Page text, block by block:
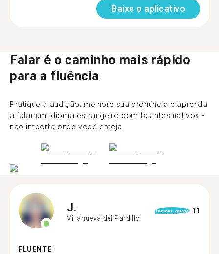
Baixe o aplicativo
Falar é o caminho mais rápido
para a fluência
Pratique a audição, melhore sua pronúncia e aprenda
a falar um idioma estrangeiro com falantes nativos -
não importa onde você esteja.
J.
Villanueva del Pardillo
format_quote 11
FLUENTE